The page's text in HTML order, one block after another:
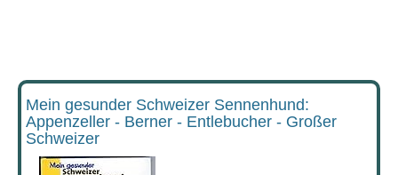
Mein gesunder Schweizer Sennenhund:
Appenzeller - Berner - Entlebucher - Großer
Schweizer